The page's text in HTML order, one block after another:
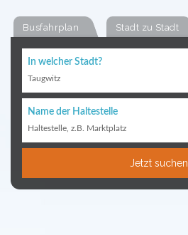
Busfahrplan Stadt zu Stadt
In welcher Stadt?
Taugwitz
Name der Haltestelle
Haltestelle, z.B. Marktplatz
Jetzt suchen